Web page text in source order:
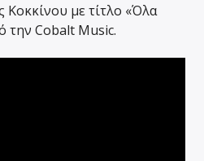
Κοκκίνου με τίτλο «Όλα
την Cobalt Music.